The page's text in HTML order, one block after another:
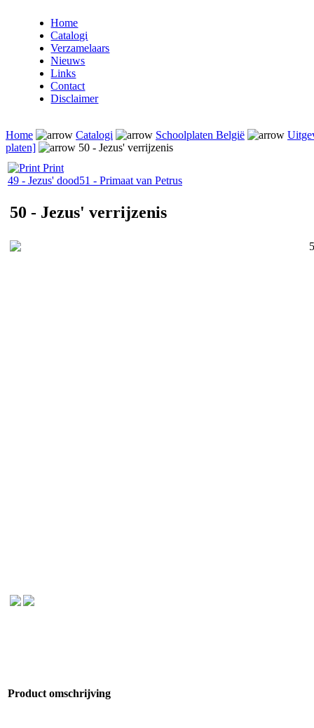
Home
Catalogi
Verzamelaars
Nieuws
Links
Contact
Disclaimer
Home Catalogi Schoolplaten België
platen]
50 - Jezus' verrijzenis
Print
49 - Jezus' dood51 - Primaat van Petrus
50 - Jezus' verrijzenis
Product omschrijving